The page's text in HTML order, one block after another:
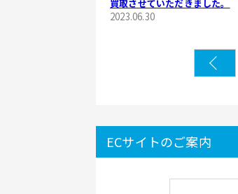
買取させていただきました。
2023.06.30
ECサイトのご案内